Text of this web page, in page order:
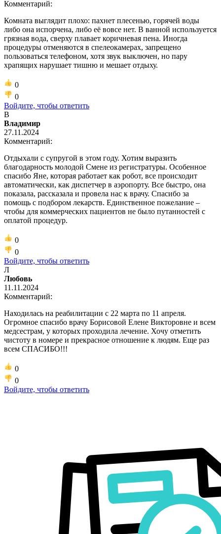
Комментарий:
Комната выглядит плохо: пахнет плесенью, горячей воды
либо она испорчена, либо её вовсе нет. В ванной используется
грязная вода, сверху плавает коричневая пена. Иногда
процедуры отменяются в спелеокамерах, запрещено
пользоваться телефоном, хотя звук выключен, но пару
храпящих нарушает тишню и мешает отдыху.
0
0
Войдите, чтобы ответить
В
Владимир
27.11.2024
Комментарий:
Отдыхали с супругой в этом году. Хотим выразить
благодарность молодой Смене из регистратуры. Особенное
спасибо Яне, которая работает как робот, все происходит
автоматически, как диспетчер в аэропорту. Все быстро, она
показала, рассказала и провела нас к врачу. Спасибо за
помощь с подбором лекарств. Единственное пожелание –
чтобы для коммерческих пациентов не было путанностей с
оплатой процедур.
0
0
Войдите, чтобы ответить
Л
Любовь
11.11.2024
Комментарий:
Находилась на реабилитации с 22 марта по 11 апреля.
Огромное спасибо врачу Борисовой Елене Викторовне и всем
медсестрам, у которых проходила лечение. Хочу отметить
чистоту в номере и прекрасное отношение к людям. Еще раз
всем СПАСИБО!!!
0
0
Войдите, чтобы ответить